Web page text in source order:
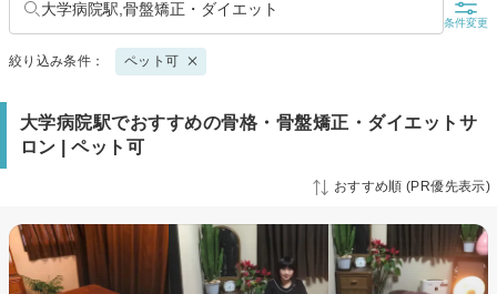
大学病院駅,骨盤矯正・ダイエット
条件変更
絞り込み条件： ペット可
大学病院駅でおすすめの骨格・骨盤矯正・ダイエットサ
ロン | ペット可
おすすめ順 (PR優先表示)